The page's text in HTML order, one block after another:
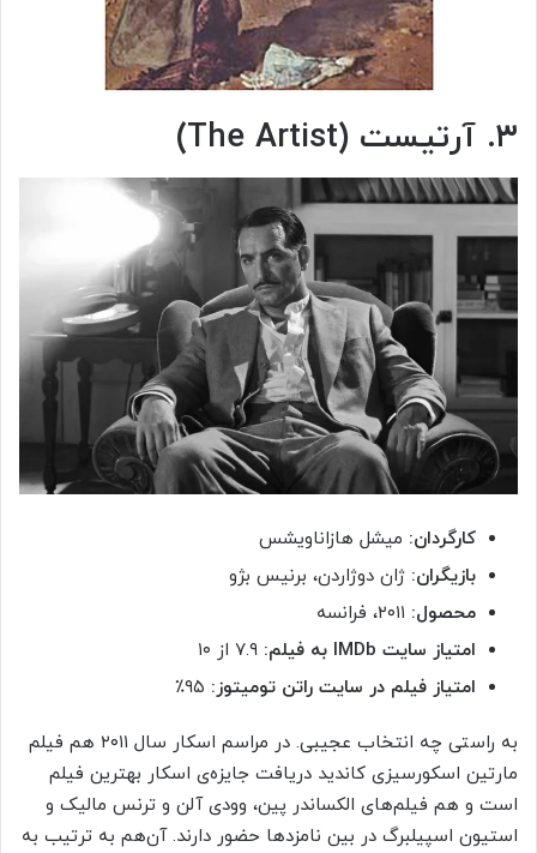
۳. آرتیست (The Artist)
کارگردان: میشل هازاناویشس
بازیگران: ژان دوژاردن، برنیس بژو
محصول:
امتیاز سایت IMDb به فیلم:
امتیاز فیلم در سایت راتن تومیتوز:
به راستی چه انتخاب عجیبی. در مراسم اسکار سال ۲۰۱۱ هم فیلم
مارتین اسکورسیزی کاندید دریافت جایزه‌ی اسکار بهترین فیلم
است و هم فیلم‌های الکساندر پین، وودی آلن و ترنس مالیک و
استیون اسپیلبرگ در بین نامزدها حضور دارند. آن‌هم به ترتیب به